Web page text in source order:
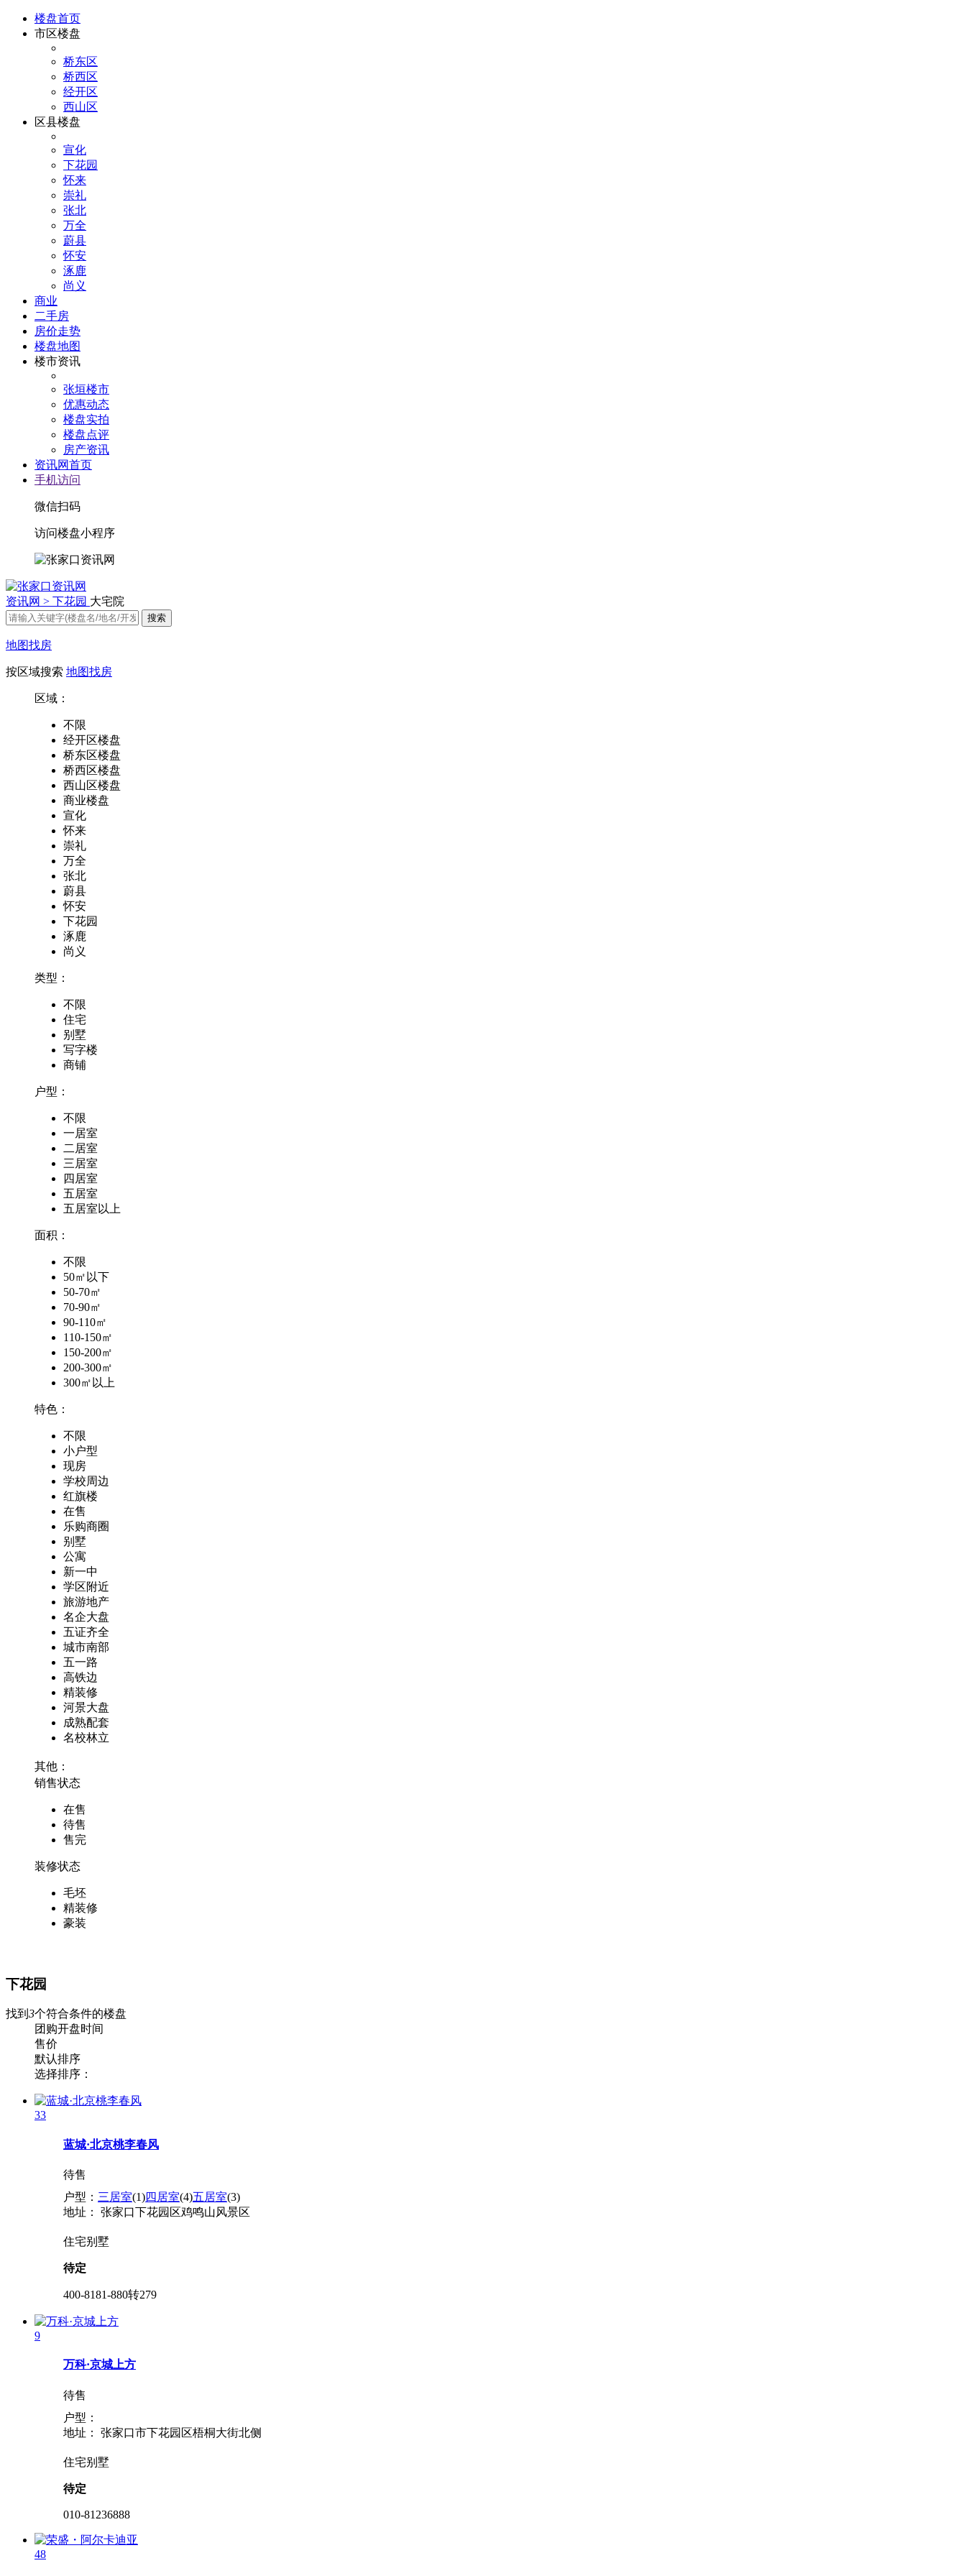
楼盘首页
市区楼盘
桥东区
桥西区
经开区
西山区
区县楼盘
宣化
下花园
怀来
崇礼
张北
万全
蔚县
怀安
涿鹿
尚义
商业
二手房
房价走势
楼盘地图
楼市资讯
张垣楼市
优惠动态
楼盘实拍
楼盘点评
房产资讯
资讯网首页
手机访问
微信扫码
访问楼盘小程序
资讯网 > 下花园 大宅院
地图找房
按区域搜索 地图找房
区域：
不限
经开区楼盘
桥东区楼盘
桥西区楼盘
西山区楼盘
商业楼盘
宣化
怀来
崇礼
万全
张北
蔚县
怀安
下花园
涿鹿
尚义
类型：
不限
住宅
别墅
写字楼
商铺
户型：
不限
一居室
二居室
三居室
四居室
五居室
五居室以上
面积：
不限
50㎡以下
50-70㎡
70-90㎡
90-110㎡
110-150㎡
150-200㎡
200-300㎡
300㎡以上
特色：
不限
小户型
现房
学校周边
红旗楼
在售
乐购商圈
别墅
公寓
新一中
学区附近
旅游地产
名企大盘
五证齐全
城市南部
五一路
高铁边
精装修
河景大盘
成熟配套
名校林立
其他：
销售状态
在售
待售
售完
装修状态
毛坯
精装修
豪装
下花园
找到 3个符合条件的楼盘
团购开盘时间
售价
默认排序
选择排序：
33
蓝城·北京桃李春风
待售
户型： 三居室(1)四居室(4)五居室(3)
地址：
张家口下花园区鸡鸣山风景区
住宅别墅
待定
400-8181-880转279
9
万科·京城上方
待售
户型：
地址：
张家口市下花园区梧桐大街北侧
住宅别墅
待定
010-81236888
48